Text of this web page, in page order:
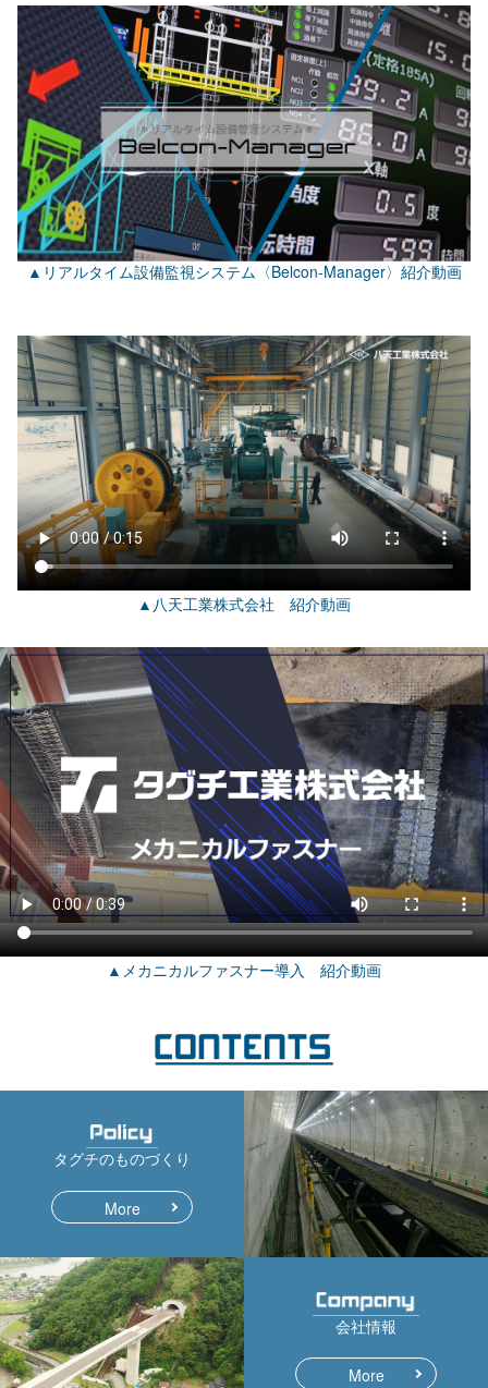
▲リアルタイム設備監視システム〈Belcon-Manager〉紹介動画
▲八天工業株式会社 紹介動画
▲メカニカルファスナー導入 紹介動画
タグチのものづくり
More
会社情報
More